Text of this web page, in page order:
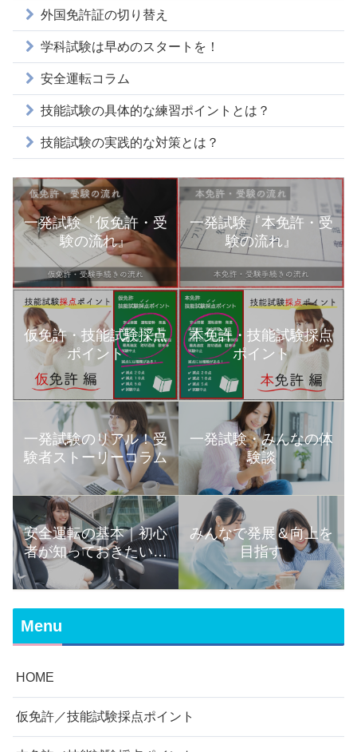
外国免許証の切り替え
学科試験は早めのスタートを！
安全運転コラム
技能試験の具体的な練習ポイントとは？
技能試験の実践的な対策とは？
一発試験『仮免許・受
験の流れ』
一発試験『本免許・受
験の流れ』
仮免許・技能試験採点
ポイント
本免許・技能試験採点
ポイント
一発試験のリアル！受
験者ストーリーコラム
一発試験・みんなの体
験談
安全運転の基本｜初心
者が知っておきたい運
転の知識まとめ
みんなで発展＆向上を
目指す
Menu
HOME
仮免許／技能試験採点ポイント